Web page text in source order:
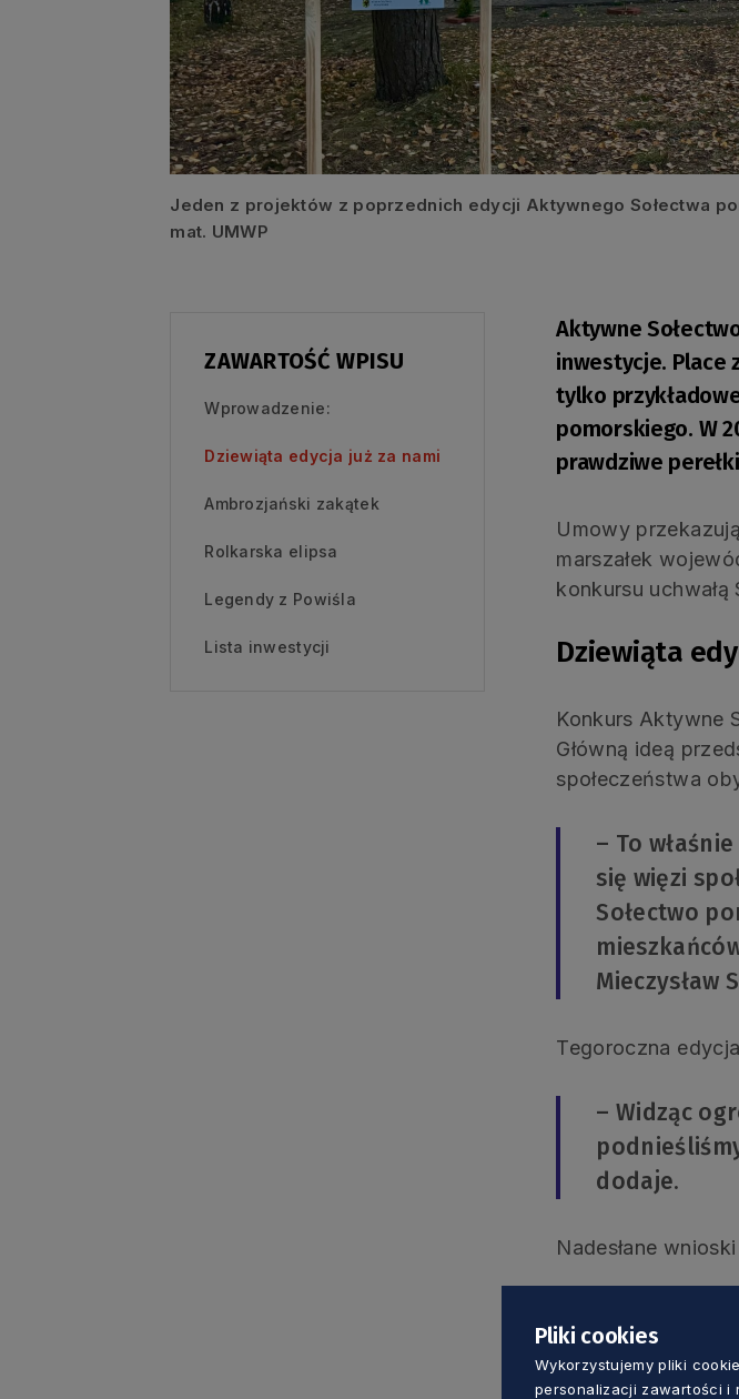
Jeden z projektów z poprzednich edycji Aktywnego Sołectwa
mat. UMWP
ZAWARTOŚĆ WPISU
Wprowadzenie:
Dziewiąta edycja już za nami
Ambrozjański zakątek
Rolkarska elipsa
Legendy z Powiśla
Lista inwestycji
Aktywne
inwestycje. Place
tylko
pomorskiego. W
prawdziwe
Umowy
marszałek
konkursu
Dziewiąta
Konkurs Aktywne
Główną ideą
społeczeństwa
– To
się więzi
Sołectwo
Mieczysław
Tegoroczna
– Widząc
dodaje.
Nadesłane
–
wybranych
Krzysztof
Pliki cookies
Wykorzystujemy pliki
personalizacji zawartości i